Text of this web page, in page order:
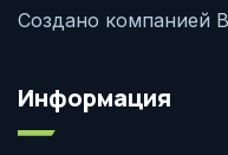
Создано компанией
Информация